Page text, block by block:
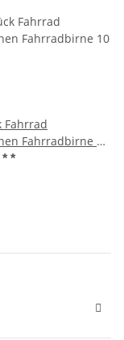
Fahrrad
Fahrradbirne 10
+ 10 x 6V/0.6W
* *